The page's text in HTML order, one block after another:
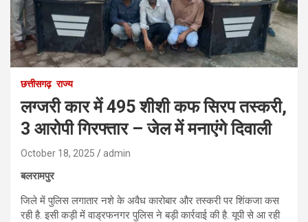
छत्तीसगढ़ राज्य
लग्जरी कार में 495 शीशी कफ सिरप तस्करी,
3 आरोपी गिरफ्तार – जेल में मनाएंगे दिवाली
October 18, 2025 admin
बलरामपुर
जिले में पुलिस लगातार नशे के अवैध कारोबार और तस्करी पर शिंकजा कस
रही है. इसी कड़ी में वाड्रफनगर पुलिस ने बड़ी कार्रवाई की है. यूपी से आ रही